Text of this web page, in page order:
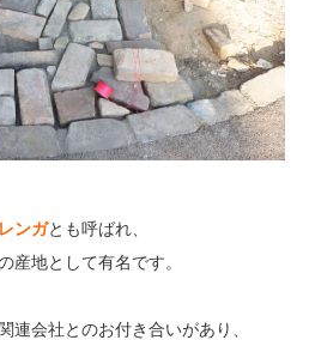
ンガとも呼ばれ、
産地として有名です。
連会社とのお付き合いがあり、